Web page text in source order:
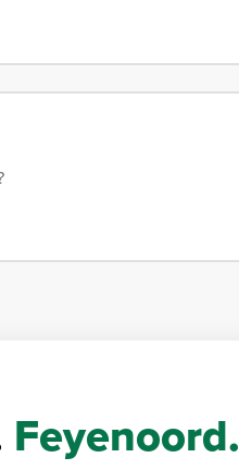
Feyenoord.